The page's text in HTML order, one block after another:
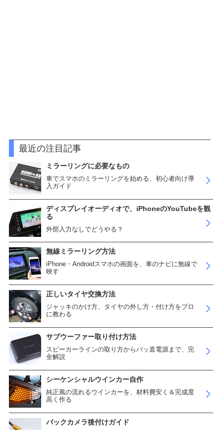
最近の注目記事
ミラーリングに必要なもの
車でスマホのミラーリングを始める、初心者向け導
入ガイド
ディスプレイオーディオで、iPhoneのYouTubeを観
る
外部入力なしでどうやる？
無線ミラーリング方法
iPhone・Androidスマホの画面を、車のナビに無線で
映す
正しいタイヤ交換方法
ジャッキのかけ方、タイヤの外し方・付け方をプロ
に教わる
サブウーファー取り付け方法
スピーカーラインの取り方からバッ直電源まで、完
全解説
シーケンシャルウインカー自作
純正風の流れるウインカーを、材料費安く＆完成度
高く作る
バックカメラ後付けガイド